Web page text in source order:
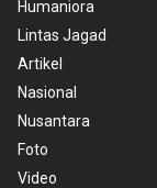
Humaniora
Lintas Jagad
Artikel
Nasional
Nusantara
Foto
Video